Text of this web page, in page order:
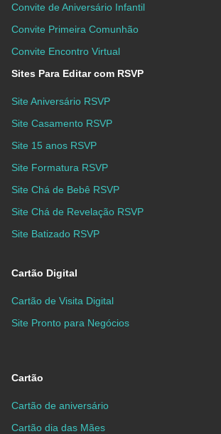
Convite de Aniversário Infantil
Convite Primeira Comunhão
Convite Encontro Virtual
Sites Para Editar com RSVP
Site Aniversário RSVP
Site Casamento RSVP
Site 15 anos RSVP
Site Formatura RSVP
Site Chá de Bebê RSVP
Site Chá de Revelação RSVP
Site Batizado RSVP
Cartão Digital
Cartão de Visita Digital
Site Pronto para Negócios
Cartão
Cartão de aniversário
Cartão dia das Mães